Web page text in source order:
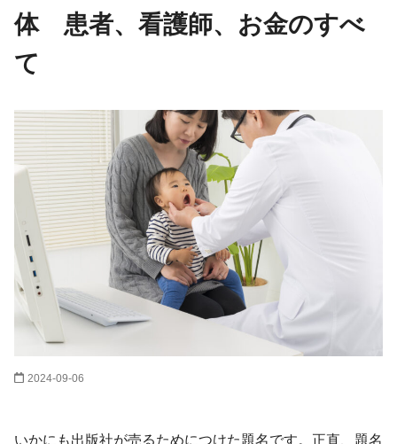
体 患者、看護師、お金のすべ
て
2024-09-06
いかにも出版社が売るためにつけた題名です。正直、題名